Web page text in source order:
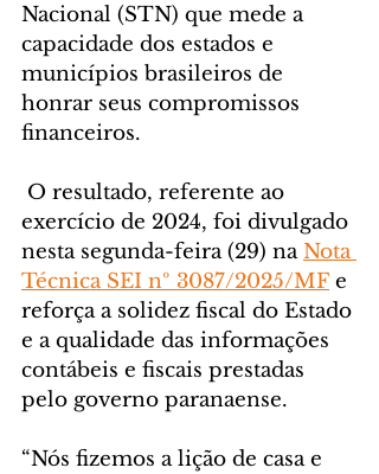
Nacional (STN) que mede a
capacidade dos estados e
municípios brasileiros de
honrar seus compromissos
financeiros.
exercício de 2024, foi divulgado
nesta segunda-feira (29) na Nota
Técnica SEI nº 3087/2025/MF e
reforça a solidez fiscal do Estado
e a qualidade das informações
contábeis e fiscais prestadas
pelo governo paranaense.
“Nós fizemos a lição de casa e